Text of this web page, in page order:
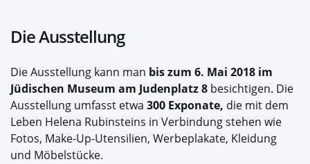
Die Ausstellung
Die Ausstellung kann man bis zum 6. Mai 2018 im
Jüdischen Museum am Judenplatz 8 besichtigen. Die
Ausstellung umfasst etwa 300 Exponate, die mit dem
Leben Helena Rubinsteins in Verbindung stehen wie
Fotos, Make-Up-Utensilien, Werbeplakate, Kleidung
und Möbelstücke.